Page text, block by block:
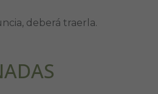
deberá traerla.